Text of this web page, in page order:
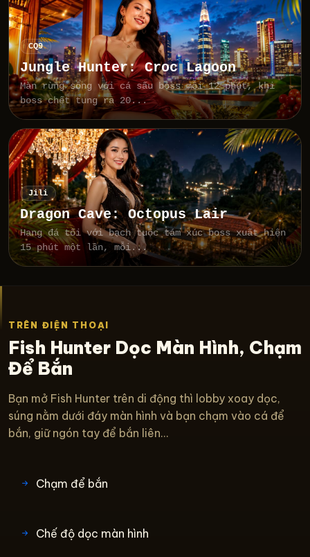
CQ9
Jungle Hunter: Croc Lagoon
Màn rừng sông với cá sấu boss mỗi 12 phút, khi
boss chết tung ra 20...
Jili
Dragon Cave: Octopus Lair
Hang đá tối với bạch tuộc tám xúc boss xuất hiện
15 phút một lần, mỗi...
TRÊN ĐIỆN THOẠI
Fish Hunter Dọc Màn Hình, Chạm
Để Bắn
Bạn mở Fish Hunter trên di động thì lobby xoay dọc,
súng nằm dưới đáy màn hình và bạn chạm vào cá để
bắn, giữ ngón tay để bắn liên...
Chạm để bắn
Chế độ dọc màn hình